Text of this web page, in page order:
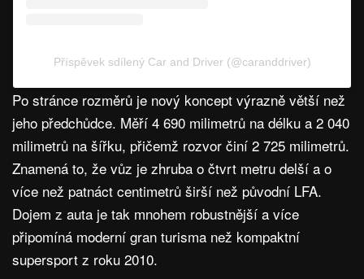
Příspěvek sdílený Car and Driver (@caranddriver)
Po stránce rozměrů je nový koncept výrazně větší než
jeho předchůdce. Měří 4 690 milimetrů na délku a 2 040
milimetrů na šířku, přičemž rozvor činí 2 725 milimetrů.
Znamená to, že vůz je zhruba o čtvrt metru delší a o
více než patnáct centimetrů širší než původní LFA.
Dojem z auta je tak mnohem robustnější a více
připomíná moderní gran turisma než kompaktní
supersport z roku 2010.